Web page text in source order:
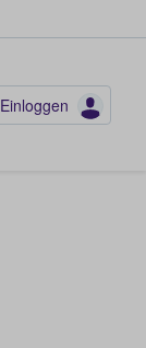
Einloggen